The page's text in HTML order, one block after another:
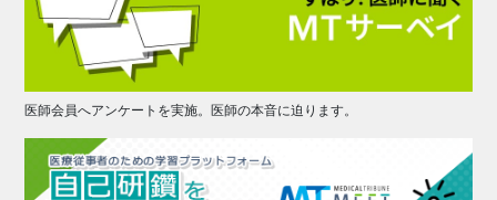
医師会員へアンケートを実施。医師の本音に迫ります。